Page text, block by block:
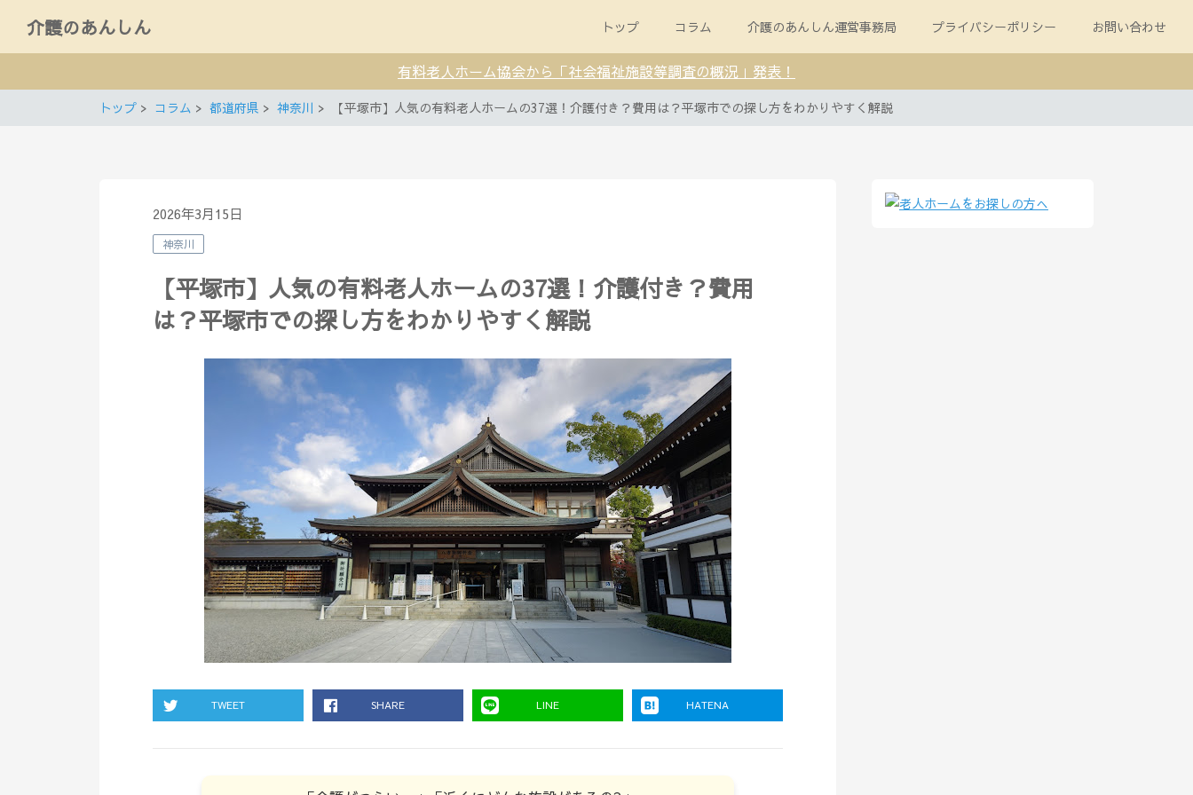
介護のあんしん トップ コラム 介護のあんしん運営事務局 プライバシーポリシー お問い合わせ
有料老人ホーム協会から「社会福祉施設等調査の概況」発表！
トップ コラム 都道府県 神奈川 【平塚市】人気の有料老人ホームの37選！介護付き？費用は？平塚市での探し方をわかりやすく解説
2026年3月15日
神奈川
【平塚市】人気の有料老人ホームの37選！介護付き？費用
は？平塚市での探し方をわかりやすく解説
TWEET SHARE LINE HATENA